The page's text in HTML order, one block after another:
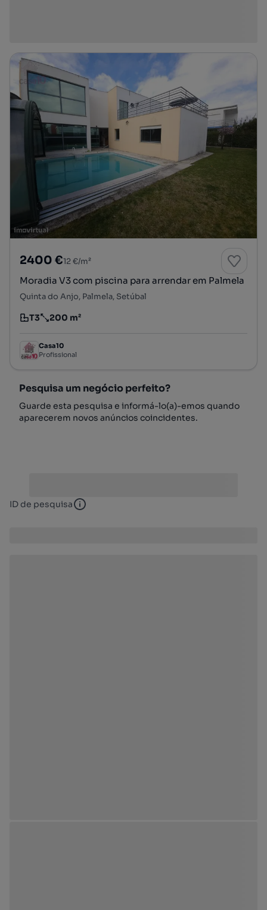
2400 €12 €/m²
Moradia V3 com piscina para arrendar em Palmela
Quinta do Anjo, Palmela, Setúbal
Tipologia
T3
Preço por metro quadrado
200 m²
Casa10
Profissional
Pesquisa um negócio perfeito?
Guarde esta pesquisa e informá-lo(a)-emos quando
aparecerem novos anúncios coincidentes.
ID de pesquisa ID de pesquisa